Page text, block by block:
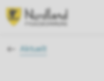
Du er her:
Aktuelt